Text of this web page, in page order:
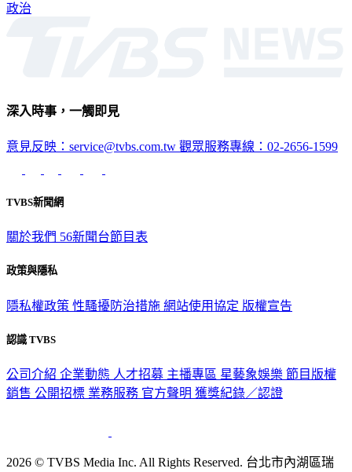
政治
深入時事，一觸即見
意見反映：service@tvbs.com.tw 觀眾服務專線：02-2656-1599
TVBS新聞網
關於我們 56新聞台節目表
政策與隱私
隱私權政策 性騷擾防治措施 網站使用協定 版權宣告
認識 TVBS
公司介紹 企業動態 人才招募 主播專區 星藝象娛樂 節目版權
銷售 公開招標 業務服務 官方聲明 獲獎紀錄／認證
2026 © TVBS Media Inc. All Rights Reserved. 台北市內湖區瑞